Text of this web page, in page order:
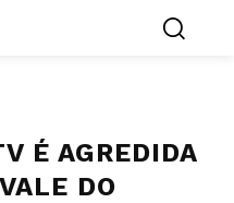
É AGREDIDA
DO